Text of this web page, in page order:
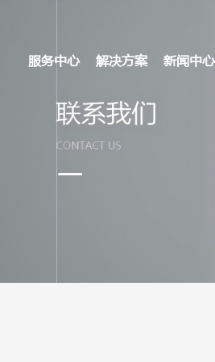
服务中心 解决方案 新闻中心